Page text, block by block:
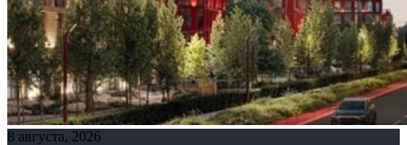
8 августа, 2026